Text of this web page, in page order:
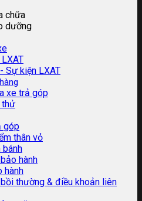
chữa
dưỡng
Sự kiện LXAT
xe trả góp
thử
góp
thân vỏ
bánh
hành
hành
thường & điều khoản liên